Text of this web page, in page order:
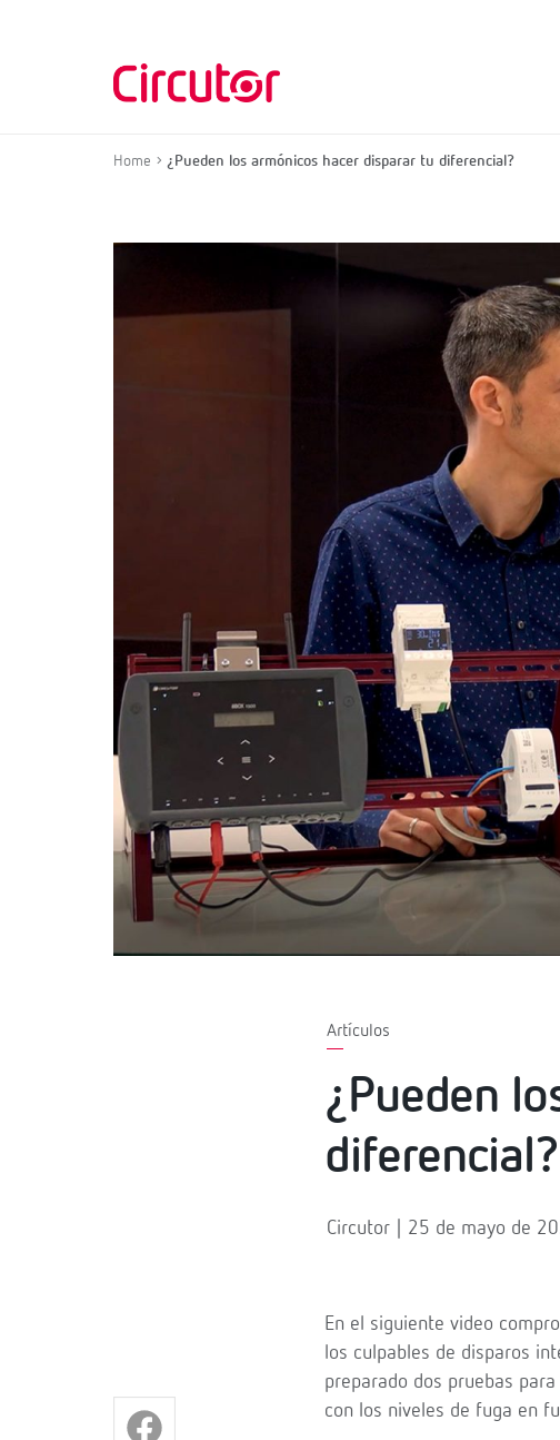
Home ¿Pueden los armónicos hacer disparar tu diferencial?
Artículos
¿Pueden
diferencial?
Circutor | 25 de mayo de
En el siguiente video
los culpables de disparos
preparado dos pruebas
con los niveles de fuga en